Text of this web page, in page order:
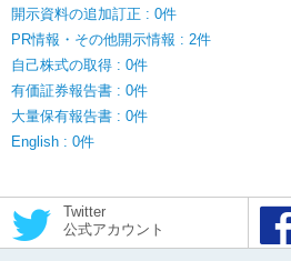
開示資料の追加訂正 : 0件
PR情報・その他開示情報 : 2件
自己株式の取得 : 0件
有価証券報告書 : 0件
大量保有報告書 : 0件
English : 0件
Twitter
公式アカウント